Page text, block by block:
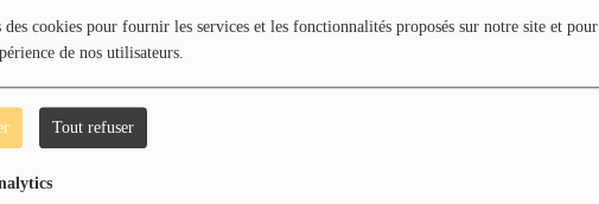
cookies pour fournir les services et les fonctionnalités proposés sur notre site et pour
de nos utilisateurs.
Tout refuser